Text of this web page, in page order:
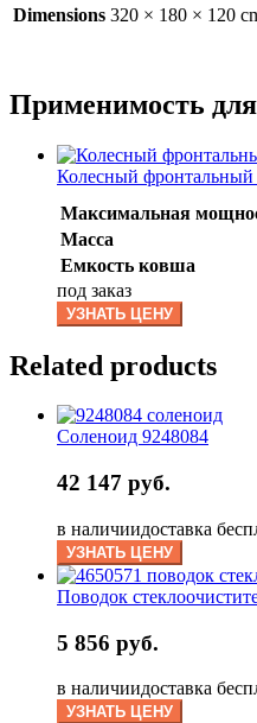
Dimensions 320 × 180 × 120
Применимость
Колесный фронтальный
Максимальная
Масса
Емкость ковша
под заказ
УЗНАТЬ ЦЕНУ
Related products
Соленоид 9248084
42 147 руб.
в наличиидоставка
УЗНАТЬ ЦЕНУ
Поводок
5 856 руб.
в наличиидоставка
УЗНАТЬ ЦЕНУ